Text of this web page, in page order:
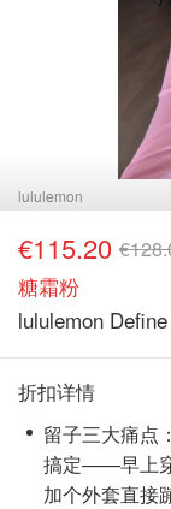
lululemon
€115.20
糖霜粉
lululemon
折扣详情
留子三大痛点
搞定——早上
加个外套直接